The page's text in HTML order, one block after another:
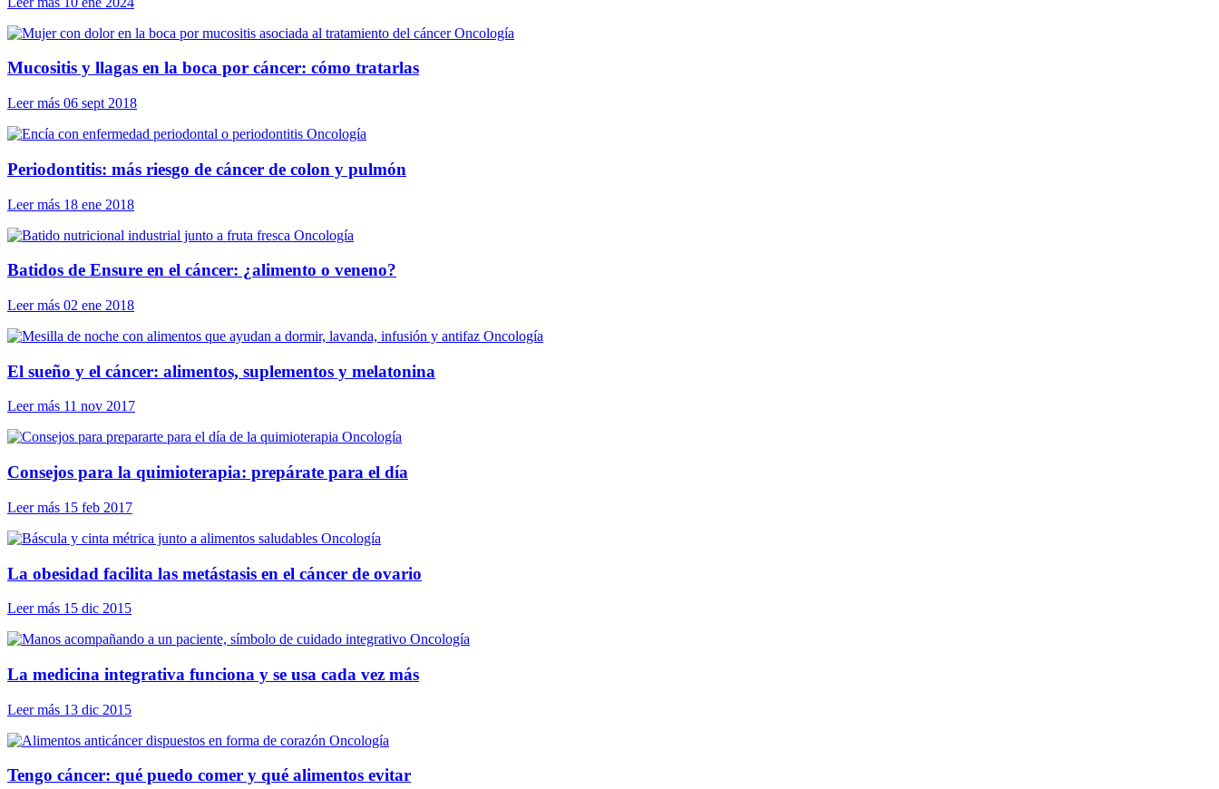
Oncología
Mucositis y llagas en la boca por cáncer: cómo tratarlas
Leer más 06 sept 2018
Oncología
Periodontitis: más riesgo de cáncer de colon y pulmón
Leer más 18 ene 2018
Oncología
Batidos de Ensure en el cáncer: ¿alimento o veneno?
Leer más 02 ene 2018
Oncología
El sueño y el cáncer: alimentos, suplementos y melatonina
Leer más 11 nov 2017
Oncología
Consejos para la quimioterapia: prepárate para el día
Leer más 15 feb 2017
Oncología
La obesidad facilita las metástasis en el cáncer de ovario
Leer más 15 dic 2015
Oncología
La medicina integrativa funciona y se usa cada vez más
Leer más 13 dic 2015
Oncología
Tengo cáncer: qué puedo comer y qué alimentos evitar